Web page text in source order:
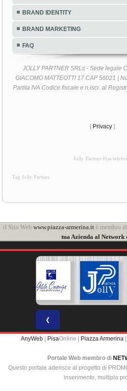
BRAND IDENTITY
BRAND MARKETING
FAQ
JOLLY PARTNER SRLs - Sede legale
GIACOMO MATTEOTTI 17 CAP 56021 |
Partita IVA Codice fiscale e n.iscr. al
[ Privacy ]
Jolly Partner Pisa
Tag Jolly Partner
il Sito Web www.piazza-armerina.itè membro
tua Azienda al
❮
AnyWeb PisaOnline | Piazza Armerina
Portale Web membro di
Questo portale aderisce al progetto di
inserimento, multipla